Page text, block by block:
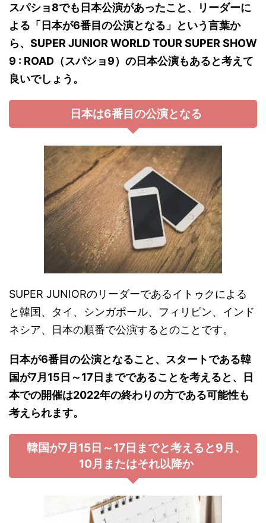
スパショ8でも日本公演があったこと、リーダーに
よる「日本が6番目の公演となる」という言葉か
ら、SUPER JUNIOR WORLD TOUR SUPER SHOW
9 : ROAD（スパショ9）の日本公演もあると考えて
良いでしょう。
日本は6番目の公演となる
SUPER JUNIORのリーダーであるイトゥクによる
と韓国、タイ、シンガポール、フィリピン、インド
ネシア、日本の順番で公演するとのことです。
日本が6番目の公演となること、スタートである韓
国が7月15日～17日までであることを考えると、日
本での開催は2022年の終わりの方である可能性も
考えられます。
韓国が7月15日～17日までと考えると9月、
10月またはそれ以降か